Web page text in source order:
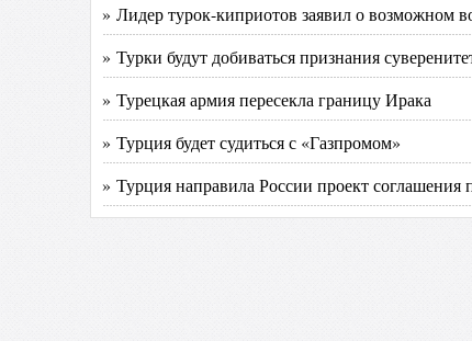
» Лидер турок-киприотов заявил о возможном
» Турки будут добиваться признания
» Турецкая армия пересекла границу Ирака
» Турция будет судиться с «Газпромом»
» Турция направила России проект соглашения